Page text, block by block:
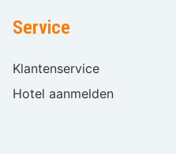
Service
Klantenservice
Hotel aanmelden